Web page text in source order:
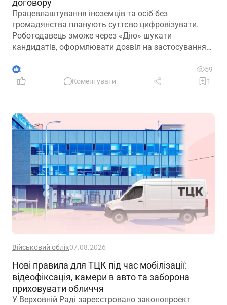
Працевлаштування іноземців та осіб без
громадянства планують суттєво цифровізувати.
Роботодавець зможе через «Дію» шукати
кандидатів, оформлювати дозвіл на застосування
прийняття на роботу
2
59
Коментувати
1
Військовий облік07.08.2026
Нові правила для ТЦК під час мобілізації:
відеофіксація, камери в авто та заборона
приховувати обличчя
У Верховній Раді зареєстровано законопроект